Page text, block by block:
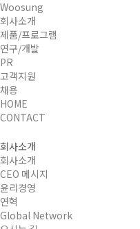
Woosung
회사소개
제품/프로그램
연구/개발
PR
고객지원
채용
HOME
CONTACT
회사소개
회사소개
CEO 메시지
윤리경영
연혁
Global Network